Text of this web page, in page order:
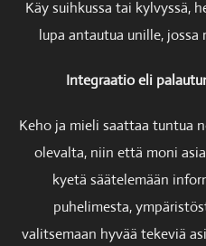
Käy suihkussa tai kylvyssä,
lupa antautua unille,
Integraatio eli
Keho ja mieli saattaa tuntua
olevalta, niin että moni
kyetä säätelemään
puhelimesta,
valitsemaan hyvää tekeviä